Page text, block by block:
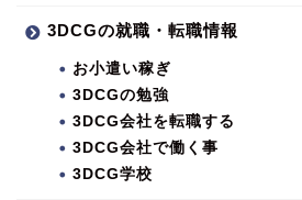
3DCGの就職・転職情報
お小遣い稼ぎ
3DCGの勉強
3DCG会社を転職する
3DCG会社で働く事
3DCG学校